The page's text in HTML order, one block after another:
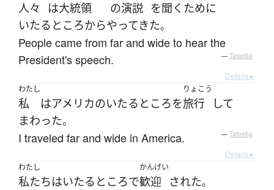
人々 は大統領 の演説 を聞く ために
いたるところからやってきた。
People came from far and wide to hear the
President's speech.
— Tatoeba
Details ▸
わたし
私 はアメリカのいたるところを
りょこう
旅行
して
まわった。
I traveled far and wide in America. — Tatoeba
Details ▸
わたし
私たちはいたるところで
かんげい
歓迎 された。